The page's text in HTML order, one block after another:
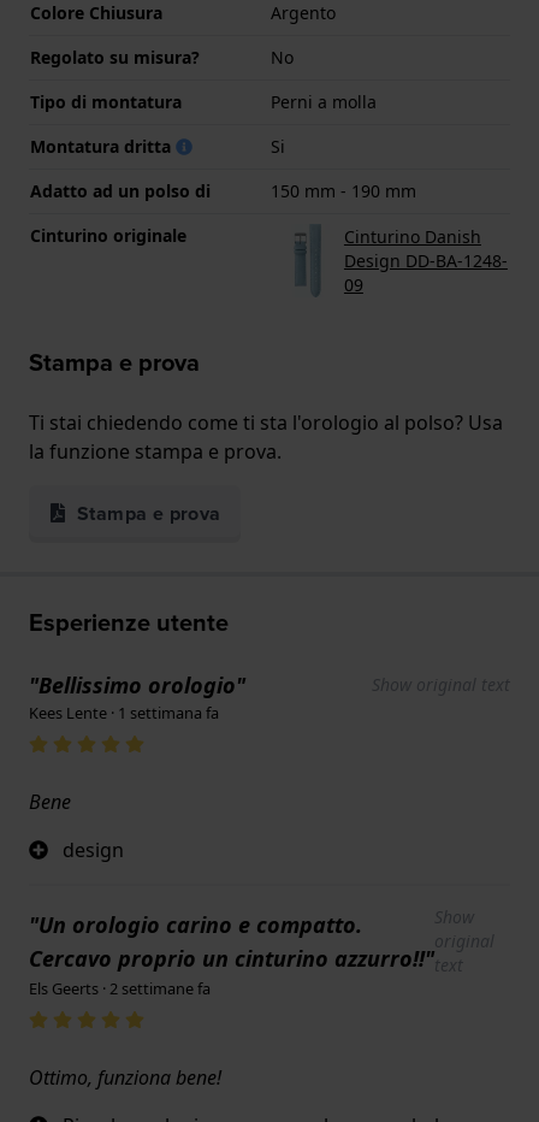
Colore Chiusura
Argento
Regolato su misura?
No
Tipo di montatura
Perni a molla
Montatura dritta
Si
Adatto ad un polso di
150 mm - 190 mm
Cinturino originale
Cinturino Danish
Design DD-BA-1248-
09
Stampa e prova
Ti stai chiedendo come ti sta l'orologio al polso? Usa
la funzione stampa e prova.
Stampa e prova
Esperienze utente
"Bellissimo orologio" Show original text
Kees Lente · 1 settimana fa
Bene
design
"Un orologio carino e compatto.
Cercavo proprio un cinturino azzurro!!"
Show
original
text
Els Geerts · 2 settimane fa
Ottimo, funziona bene!